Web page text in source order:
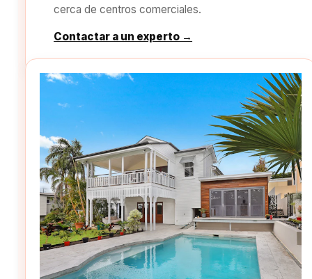
cerca de centros comerciales.
Contactar a un experto →